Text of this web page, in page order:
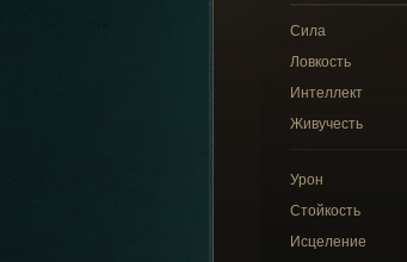
Сила
Ловкость
Интеллект
Живучесть
Урон
Стойкость
Исцеление